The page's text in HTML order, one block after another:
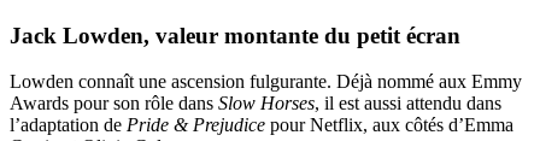
Jack Lowden, valeur montante du petit écran
Lowden connaît une ascension fulgurante. Déjà nommé aux Emmy
Awards pour son rôle dans Slow Horses, il est aussi attendu dans
l’adaptation de Pride & Prejudice pour Netflix, aux côtés d’Emma